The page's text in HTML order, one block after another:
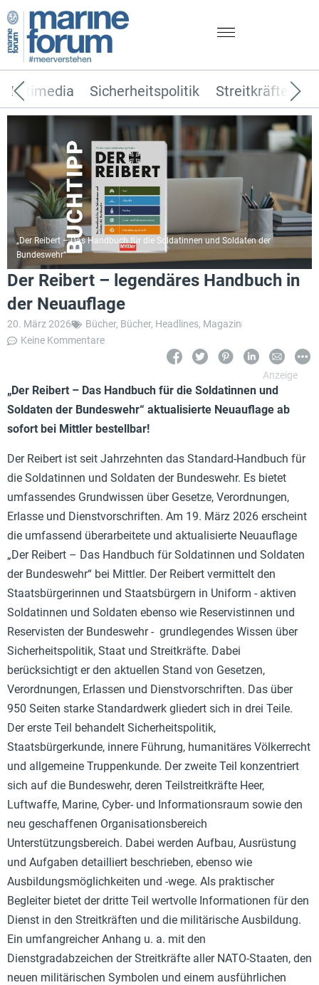
Sicherheitspolitik Streitkräfte
Multimedia
„Der Reibert – Das Handbuch für die Soldatinnen und Soldaten der
Bundeswehr“
Der Reibert – legendäres Handbuch in
der Neuauflage
20. März 2026 Bücher, Bücher, Headlines, Magazin
Keine Kommentare
„Der Reibert – Das Handbuch für die Soldatinnen und
Soldaten der Bundeswehr“ aktualisierte Neuauflage ab
sofort bei Mittler bestellbar!
Der Reibert ist seit Jahrzehnten das Standard-Handbuch für
die Soldatinnen und Soldaten der Bundeswehr. Es bietet
umfassendes Grundwissen über Gesetze, Verordnungen,
Erlasse und Dienstvorschriften. Am 19. März 2026 erscheint
die umfassend überarbeitete und aktualisierte Neuauflage
„Der Reibert – Das Handbuch für Soldatinnen und Soldaten
der Bundeswehr“ bei Mittler. Der Reibert vermittelt den
Staatsbürgerinnen und Staatsbürgern in Uniform - aktiven
Soldatinnen und Soldaten ebenso wie Reservistinnen und
Reservisten der Bundeswehr - grundlegendes Wissen über
Sicherheitspolitik, Staat und Streitkräfte. Dabei
berücksichtigt er den aktuellen Stand von Gesetzen,
Verordnungen, Erlassen und Dienstvorschriften. Das über
950 Seiten starke Standardwerk gliedert sich in drei Teile.
Der erste Teil behandelt Sicherheitspolitik,
Staatsbürgerkunde, innere Führung, humanitäres Völkerrecht
und allgemeine Truppenkunde. Der zweite Teil konzentriert
sich auf die Bundeswehr, deren Teilstreitkräfte Heer,
Luftwaffe, Marine, Cyber- und Informationsraum sowie den
neu geschaffenen Organisationsbereich
Unterstützungsbereich. Dabei werden Aufbau, Ausrüstung
und Aufgaben detailliert beschrieben, ebenso wie
Ausbildungsmöglichkeiten und -wege. Als praktischer
Begleiter bietet der dritte Teil wertvolle Informationen für den
Dienst in den Streitkräften und die militärische Ausbildung.
Ein umfangreicher Anhang u. a. mit den
Dienstgradabzeichen der Streitkräfte aller NATO-Staaten, den
neuen militärischen Symbolen und einem ausführlichen